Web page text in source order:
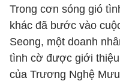
Trong cơn sóng gió
khác đã bước vào
Seong, một doanh
tình cờ được giới
của Trương Nghệ